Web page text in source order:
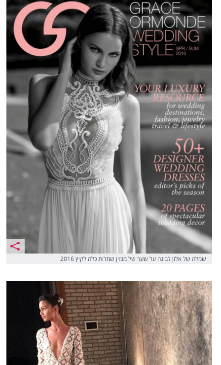
שמלה של אלון לבינה על שער של מגזין שמלות כלה לקיץ 2016